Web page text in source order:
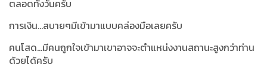
ตลอดทั้งวันครับ
การเงิน...สบายๆมีเข้ามาแบบคล่องมือเลยครับ
คนโสด...มีคนถูกใจเข้ามาเขาอาจจะตำแหน่งงานสถานะสูงกว่าท่าน
ด้วยได้ครับ